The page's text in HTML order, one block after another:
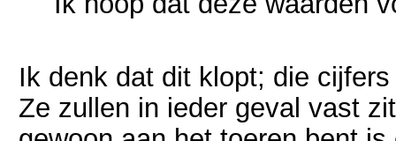
Ik denk dat dit klopt; die
Ze zullen in ieder geval vast